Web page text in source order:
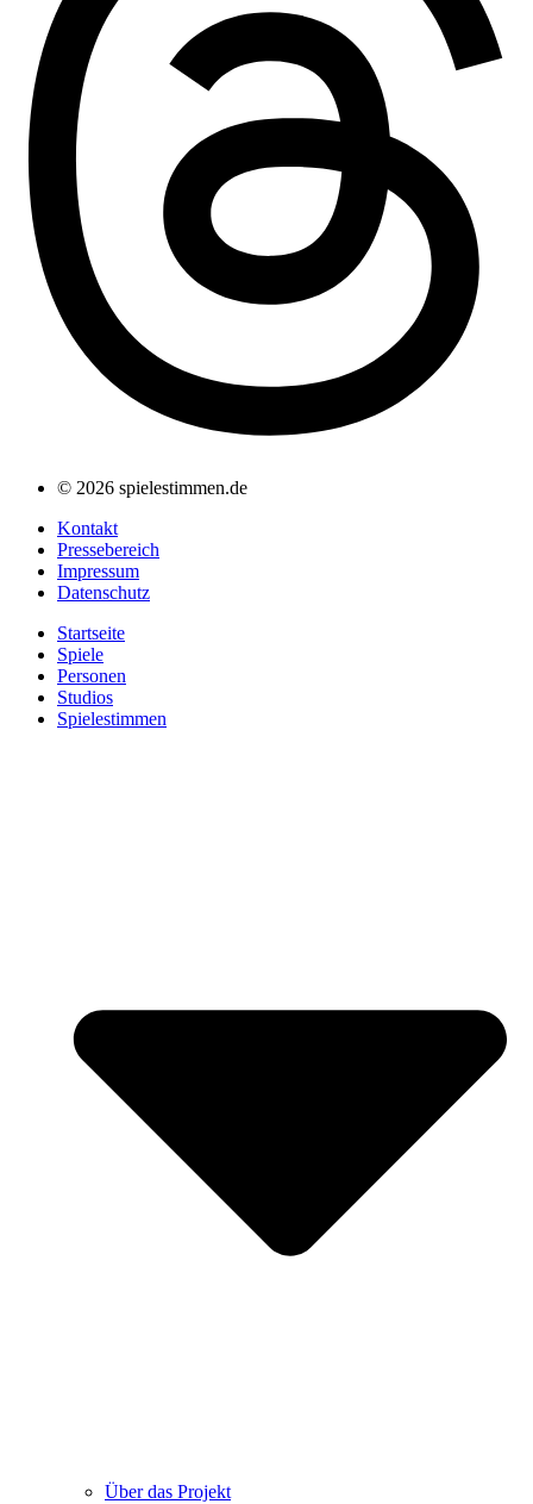
© 2026 spielestimmen.de
Kontakt
Pressebereich
Impressum
Datenschutz
Startseite
Spiele
Personen
Studios
Spielestimmen
Über das Projekt